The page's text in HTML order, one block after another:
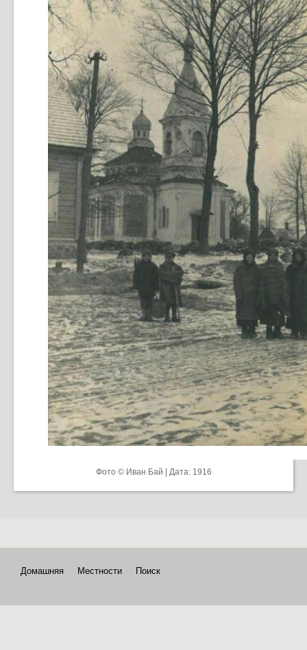
Фото © Иван Бай | Дата: 1916
Домашняя Местности Поиск